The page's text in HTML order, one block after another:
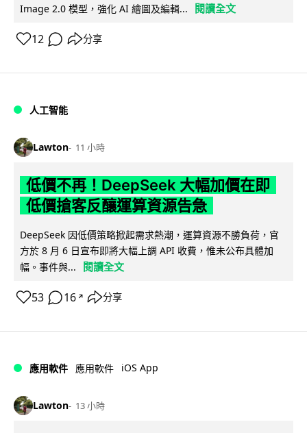
Image 2.0 模型，強化 AI 繪圖及編輯...
閱讀全文
12 分享
人工智能
Lawton 11 小時
低價不再！DeepSeek 大幅加價在即
低價搶客反釀運算資源告急
DeepSeek 因低價策略掀起需求熱潮，運算資源不勝負荷，官
方於 8 月 6 日宣布即將大幅上調 API 收費，惟未公布具體加
幅。事件與...
閱讀全文
53 16 ↗ 分享
應用軟件 應用軟件 iOS App
Lawton 13 小時